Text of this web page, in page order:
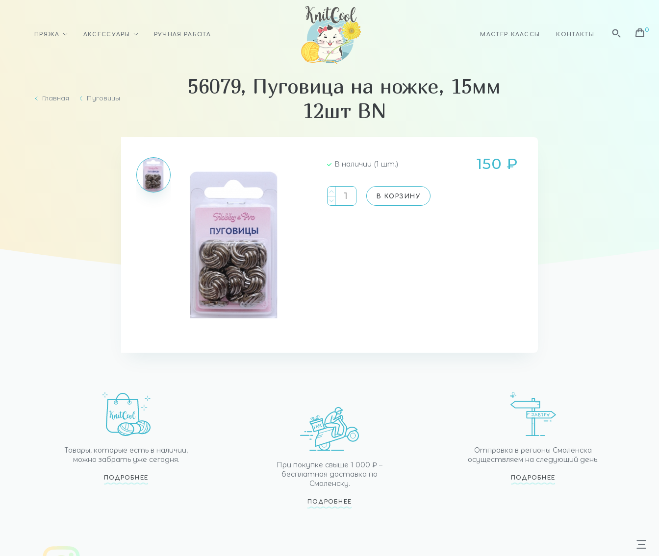
ПРЯЖА АКСЕССУАРЫ РУЧНАЯ РАБОТА МАСТЕР-КЛАССЫ КОНТАКТЫ
Главная Пуговицы
56079, Пуговица на ножке, 15мм
12шт BN
В наличии (1 шт.) 150 ₽
В КОРЗИНУ
Товары, которые есть в наличии,
можно забрать уже сегодня.
ПОДРОБНЕЕ
При покупке свыше 1 000 ₽ –
бесплатная доставка по
Смоленску.
ПОДРОБНЕЕ
Отправка в регионы Смоленска
осуществляем на следующий день.
ПОДРОБНЕЕ